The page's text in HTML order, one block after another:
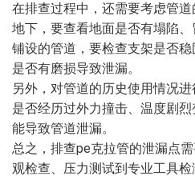
在排查过程中，还需要考虑管
地下，要查看地面是否有塌陷
铺设的管道，要检查支架是否
是否有磨损导致泄漏。
另外，对管道的历史使用情况
是否经历过外力撞击、温度剧
能导致管道泄漏。
总之，排查pe克拉管的泄漏点
观检查、压力测试到专业工具